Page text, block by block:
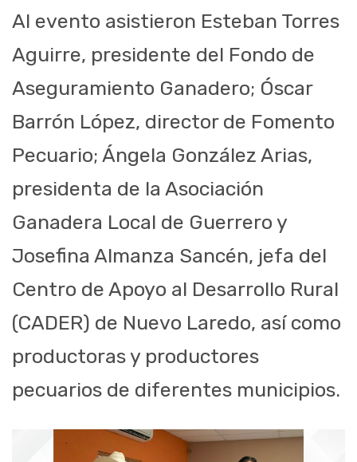
Al evento asistieron Esteban Torres
Aguirre, presidente del Fondo de
Aseguramiento Ganadero; Óscar
Barrón López, director de Fomento
Pecuario; Ángela González Arias,
presidenta de la Asociación
Ganadera Local de Guerrero y
Josefina Almanza Sancén, jefa del
Centro de Apoyo al Desarrollo Rural
(CADER) de Nuevo Laredo, así como
productoras y productores
pecuarios de diferentes municipios.